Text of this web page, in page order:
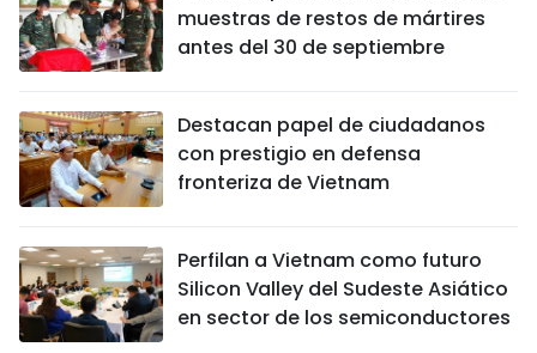
muestras de restos de mártires
antes del 30 de septiembre
Destacan papel de ciudadanos
con prestigio en defensa
fronteriza de Vietnam
Perfilan a Vietnam como futuro
Silicon Valley del Sudeste Asiático
en sector de los semiconductores